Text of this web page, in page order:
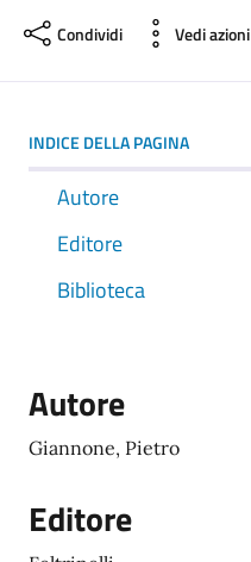
Condividi Vedi azioni
INDICE DELLA PAGINA
Autore
Editore
Biblioteca
Autore
Giannone, Pietro
Editore